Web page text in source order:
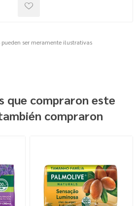
ser meramente ilustrativas
que compraron este
compraron